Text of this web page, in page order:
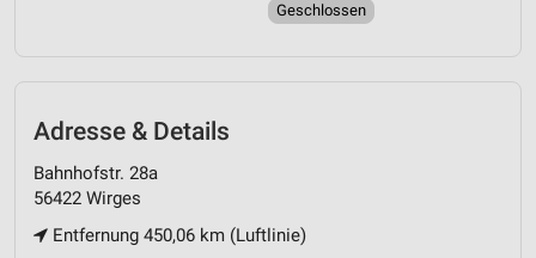
Geschlossen
Adresse & Details
Bahnhofstr. 28a
56422 Wirges
Entfernung 450,06 km (Luftlinie)